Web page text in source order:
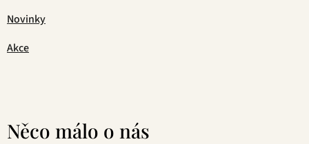
Novinky
Akce
Něco málo o nás